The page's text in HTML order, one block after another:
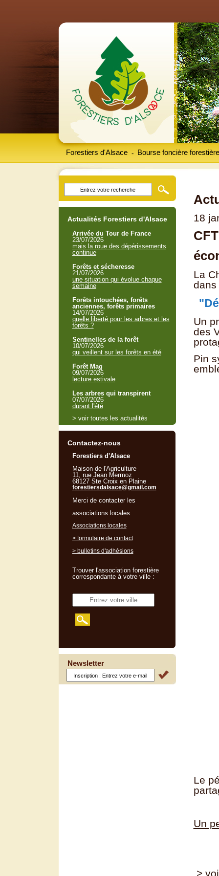
Forestiers d'Alsace Bourse foncière forestière
-
18
La
dans
Un
des
Pin
Le
Un
>
Actualités Forestiers d'Alsace
Arrivée du Tour de France
23/07/2026
mais la roue des dépérissements
continue
Forêts et sécheresse
21/07/2026
une situation qui évolue chaque
semaine
Forêts intouchées, forêts
anciennes, forêts primaires
14/07/2026
quelle liberté pour les arbres et les
forêts ?
Sentinelles de la forêt
10/07/2026
qui veillent sur les forêts en été
Forêt Mag
09/07/2026
lecture estivale
Les arbres qui transpirent
07/07/2026
durant l'été
> voir toutes les actualités
Contactez-nous
Forestiers d'Alsace
Maison de l'Agriculture
11, rue Jean Mermoz
68127 Ste Croix en Plaine
forestiersdalsace@gmail.com
Merci de contacter les
associations locales
Associations locales
> formulaire de contact
> bulletins d'adhésions
Trouver l'association forestière
correspondante à votre ville :
Newsletter